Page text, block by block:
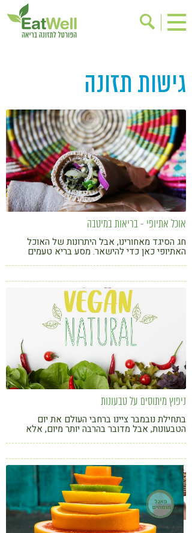
בישול בריא
ריפוי ומניעת מחלות
בריאות האישה
תוספי תזונה
מתכוני בריאות
אירועים
שינוי תזונתי
גישות בתזונה
דיאטה
ניקוי רעלים
מזונות על
ילדים
הפרעות קשב & ריכוז
אכילה רגשית
רגישות לגלוטן
קורונה
טבעונות
גישות תזונה
אוכל אתיופי - בריאות במיטבה
חג הסיגד מאחורינו, אבל היתרונות של האוכל
האתיופי כאן כדי להישאר. מסע בריא טעמים
ניפוץ מיתוסים על טבעונות
בתחילת נובמבר ציינו ברחבי העולם את יום
הטבעונות, אבל מדובר בהרבה יותר מיום, אלא